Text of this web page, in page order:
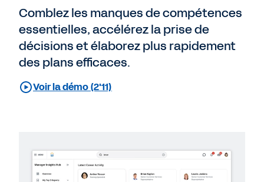
Comblez les manques de compétences
essentielles, accélérez la prise de
décisions et élaborez plus rapidement
des plans efficaces.
Voir la démo (2'11)